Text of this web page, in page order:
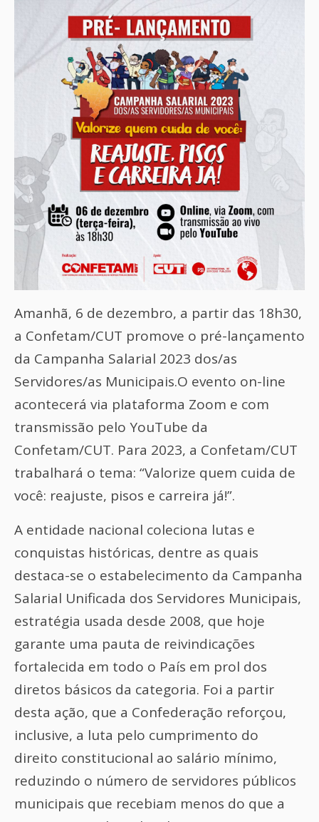
Amanhã, 6 de dezembro, a partir das 18h30,
a Confetam/CUT promove o pré-lançamento
da Campanha Salarial 2023 dos/as
Servidores/as Municipais.O evento on-line
acontecerá via plataforma Zoom e com
transmissão pelo YouTube da
Confetam/CUT. Para 2023, a Confetam/CUT
trabalhará o tema: “Valorize quem cuida de
você: reajuste, pisos e carreira já!”.
A entidade nacional coleciona lutas e
conquistas históricas, dentre as quais
destaca-se o estabelecimento da Campanha
Salarial Unificada dos Servidores Municipais,
estratégia usada desde 2008, que hoje
garante uma pauta de reivindicações
fortalecida em todo o País em prol dos
diretos básicos da categoria. Foi a partir
desta ação, que a Confederação reforçou,
inclusive, a luta pelo cumprimento do
direito constitucional ao salário mínimo,
reduzindo o número de servidores públicos
municipais que recebiam menos do que a